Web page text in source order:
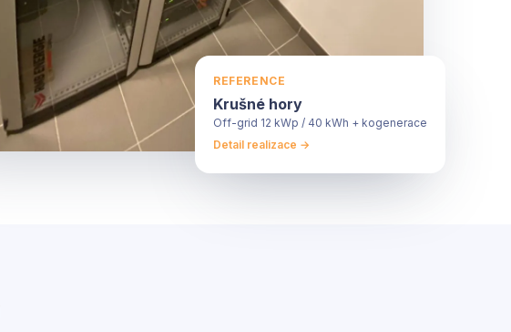
REFERENCE
Krušné hory
Off-grid 12 kWp / 40 kWh + kogenerace
Detail realizace →